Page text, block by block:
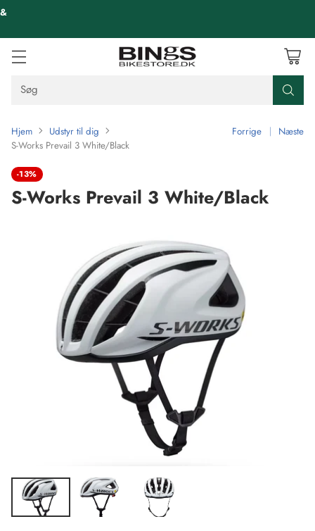
Søg
Hjem
Udstyr til dig
S-Works Prevail 3 White/Black
Forrige Næste
-13%
S-Works Prevail 3 White/Black